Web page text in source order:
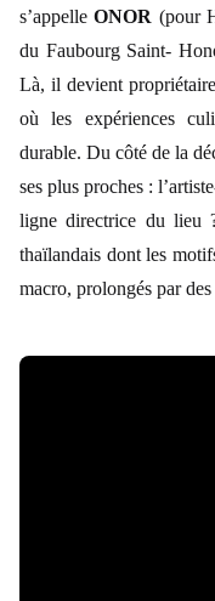
s’appelleONOR (pour
du Faubourg Saint-
Là, il devient
où les expériences
durable. Du côté de la
ses plus proches :
ligne directrice du lieu
thaïlandais dont les
macro, prolongés par